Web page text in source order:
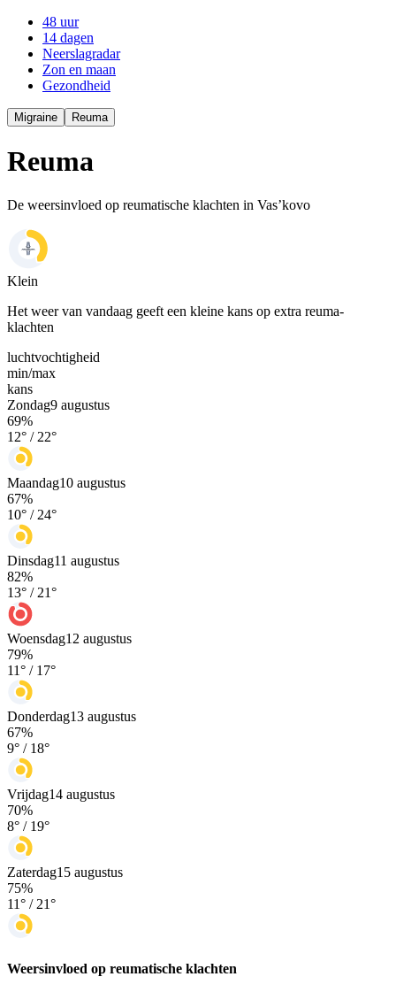
48 uur
14 dagen
Neerslagradar
Zon en maan
Gezondheid
Migraine Reuma
Reuma
De weersinvloed op reumatische klachten in Vas’kovo
Klein
Het weer van vandaag geeft een kleine kans op extra reuma-
klachten
luchtvochtigheid
min/max
kans
Zondag9 augustus
69%
12° / 22°
Maandag10 augustus
67%
10° / 24°
Dinsdag11 augustus
82%
13° / 21°
Woensdag12 augustus
79%
11° / 17°
Donderdag13 augustus
67%
9° / 18°
Vrijdag14 augustus
70%
8° / 19°
Zaterdag15 augustus
75%
11° / 21°
Weersinvloed op reumatische klachten